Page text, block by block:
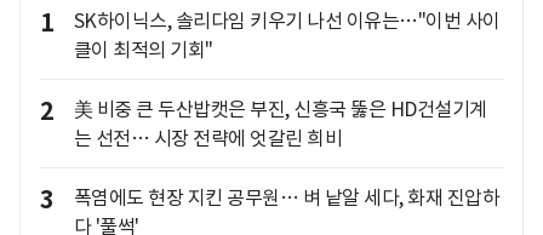
1
SK하이닉스, 솔리다임 키우기 나선 이유는…"이번 사이
클이 최적의 기회"
2
美 비중 큰 두산밥캣은 부진, 신흥국 뚫은 HD건설기계
는 선전… 시장 전략에 엇갈린 희비
3
폭염에도 현장 지킨 공무원… 벼 낱알 세다, 화재 진압하
다 '풀썩'